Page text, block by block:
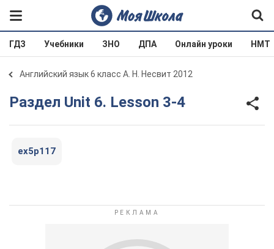
ГДЗ Учебники ЗНО ДПА Онлайн уроки НМТ
Английский язык 6 класс А. Н. Несвит 2012
Раздел Unit 6. Lesson 3-4
ex5p117